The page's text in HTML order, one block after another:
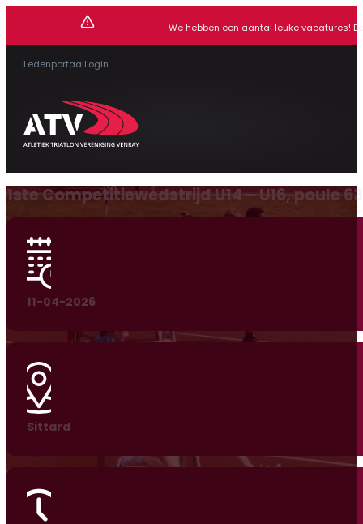
We hebben een aantal leuke vacatures!
LedenportaalLogin
1ste Competitiewedstrijd U14 – U16, poule 63
11-04-2026
Sittard